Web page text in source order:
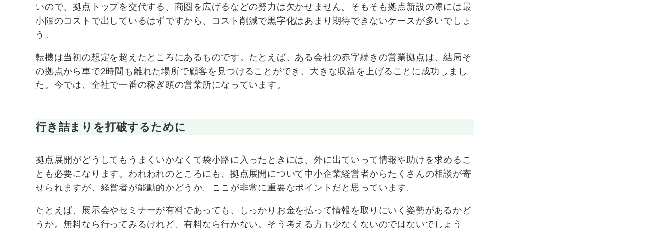
いので、拠点トップを交代する、商圏を広げるなどの努力は欠かせません。そもそも拠点新設の際には最
小限のコストで出しているはずですから、コスト削減で黒字化はあまり期待できないケースが多いでしょ
う。
転機は当初の想定を超えたところにあるものです。たとえば、ある会社の赤字続きの営業拠点は、結局そ
の拠点から車で2時間も離れた場所で顧客を見つけることができ、大きな収益を上げることに成功しまし
た。今では、全社で一番の稼ぎ頭の営業所になっています。
行き詰まりを打破するために
拠点展開がどうしてもうまくいかなくて袋小路に入ったときには、外に出ていって情報や助けを求めるこ
とも必要になります。われわれのところにも、拠点展開について中小企業経営者からたくさんの相談が寄
せられますが、経営者が能動的かどうか。ここが非常に重要なポイントだと思っています。
たとえば、展示会やセミナーが有料であっても、しっかりお金を払って情報を取りにいく姿勢があるかど
うか。無料なら行ってみるけれど、有料なら行かない。そう考える方も少なくないのではないでしょう